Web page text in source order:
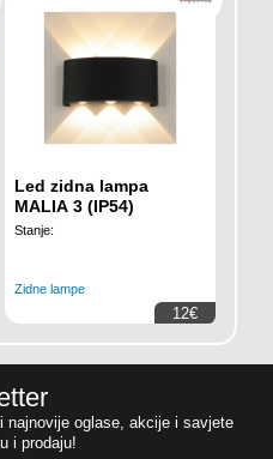
Led zidna lampa
MALIA 3 (IP54)
Stanje:
Zidne lampe
12€
najnovije oglase, akcije i savjete
i prodaju!